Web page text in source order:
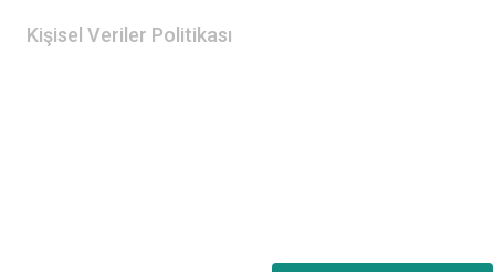
Kişisel Veriler Politikası